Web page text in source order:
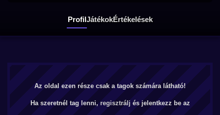
ProfilJátékokÉrtékelések
Az oldal ezen része csak a tagok számára látható!
Ha szeretnél tag lenni, regisztrálj és jelentkezz be az